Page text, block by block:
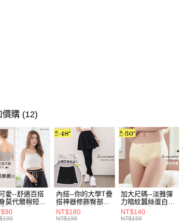
價購 (12)
愛--舒適百搭
莫代爾棉短版
帶素色背心
黑.灰L-2L)-
內搭--你的大學T疊
搭神器修飾臀部下
擺萬用內搭裙/遮臀
裙(黑2L-6L)-Q155
NT$180
NT$190
加大尺碼--淡雅彈
力暗紋蠶絲蛋白無
痕蕾絲三角內褲
(白.粉.藍.黃XL-
NT$140
NT$150